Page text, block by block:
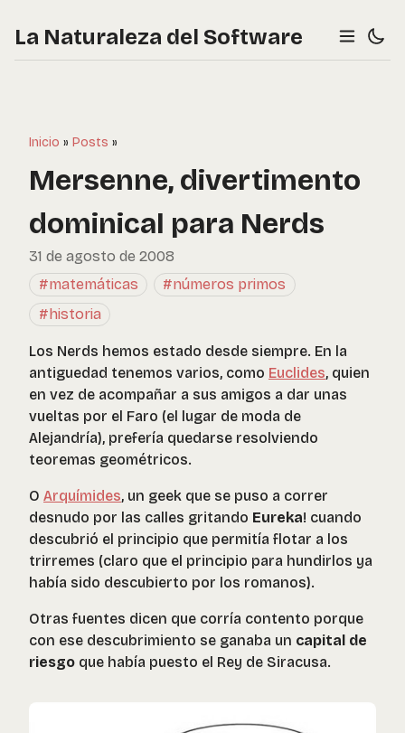
La Naturaleza del Software
Inicio » Posts »
Mersenne, divertimento
dominical para Nerds
31 de agosto de 2008
#matemáticas
#números primos
#historia
Los Nerds hemos estado desde siempre. En la
antiguedad tenemos varios, como Euclides, quien
en vez de acompañar a sus amigos a dar unas
vueltas por el Faro (el lugar de moda de
Alejandría), prefería quedarse resolviendo
teoremas geométricos.
O Arquímides, un geek que se puso a correr
desnudo por las calles gritando Eureka! cuando
descubrió el principio que permitía flotar a los
trirremes (claro que el principio para hundirlos ya
había sido descubierto por los romanos).
Otras fuentes dicen que corría contento porque
con ese descubrimiento se ganaba un capital de
riesgo que había puesto el Rey de Siracusa.